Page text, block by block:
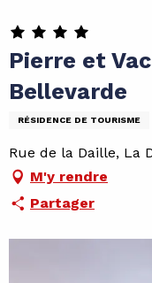
Pierre et
Bellevarde
RÉSIDENCE DE TOURISME
Rue de la Daille, La
M'y rendre
Partager